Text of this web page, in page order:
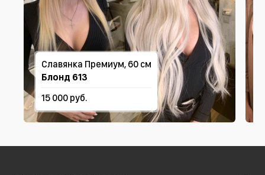
Славянка Премиум, 60 см
Блонд 613
15 000 руб.